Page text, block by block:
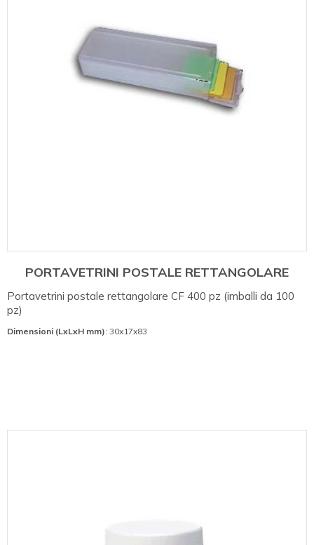
PORTAVETRINI POSTALE RETTANGOLARE
Portavetrini postale rettangolare CF 400 pz (imballi da 100
pz)
Dimensioni (LxLxH mm): 30x17x83